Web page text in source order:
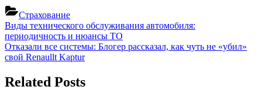
Страхование
Навигация
по
записям
Previous
Post:
Виды технического обслуживания автомобиля:
периодичность и нюансы ТО
Next
Post:
Отказали все системы: Блогер рассказал, как чуть не «убил»
свой Renaullt Kaptur
Related Posts